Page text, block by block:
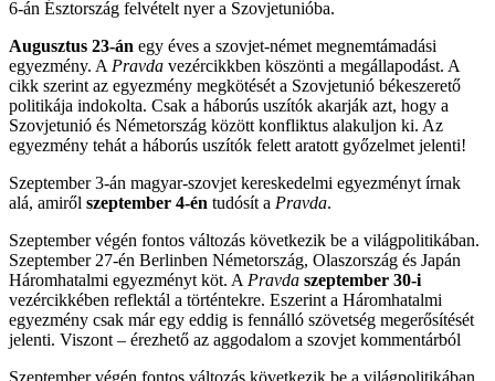
6-án Észtország felvételt nyer a Szovjetunióba.
Augusztus 23-án egy éves a szovjet-német megnemtámadási
egyezmény. APravda vezércikkben köszönti a megállapodást. A
cikk szerint az egyezmény megkötését a Szovjetunió békeszerető
politikája indokolta. Csak a háborús uszítók akarják azt, hogy a
Szovjetunió és Németország között konfliktus alakuljon ki. Az
egyezmény tehát a háborús uszítók felett aratott győzelmet jelenti!
Szeptember 3-án magyar-szovjet kereskedelmi egyezményt írnak
alá, amiről szeptember 4-én tudósít a Pravda.
Szeptember végén fontos változás következik be a világpolitikában.
Szeptember 27-én Berlinben Németország, Olaszország és Japán
Háromhatalmi egyezményt köt. APravda szeptember 30-i
vezércikkében reflektál a történtekre. Eszerint a Háromhatalmi
egyezmény csak már egy eddig is fennálló szövetség megerősítését
jelenti. Viszont – érezhető az aggodalom a szovjet kommentárból